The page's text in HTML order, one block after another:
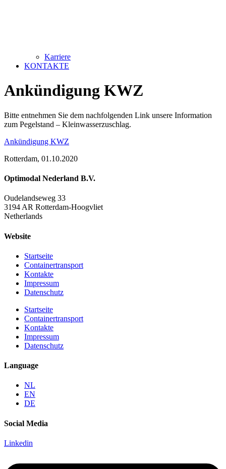
Karriere
KONTAKTE
Ankündigung KWZ
Bitte entnehmen Sie dem nachfolgenden Link unsere Information
zum Pegelstand – Kleinwasserzuschlag.
Ankündigung KWZ
Rotterdam, 01.10.2020
Optimodal Nederland B.V.
Oudelandseweg 33
3194 AR Rotterdam-Hoogvliet
Netherlands
Website
Startseite
Containertransport
Kontakte
Impressum
Datenschutz
Startseite
Containertransport
Kontakte
Impressum
Datenschutz
Language
NL
EN
DE
Social Media
Linkedin